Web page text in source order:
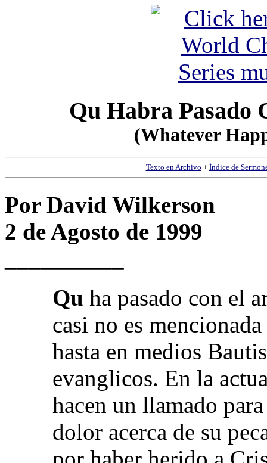
Qu Habra Pasado
(Whatever
Texto en Archivo + Índice de
Por David Wilkerson
2 de Agosto de 1999
Qu ha pasado con el
casi no es
hasta en medios
evanglicos. En la
hacen un llamado
dolor acerca de su